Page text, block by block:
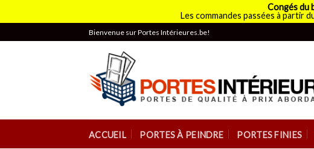
Congés du
Les commandes passées à partir
to
Bienvenue sur Portes Intérieures.be!
ACCUEIL PORTES À PEINDRE PORTES FINIES